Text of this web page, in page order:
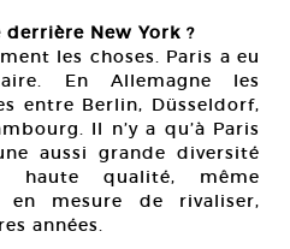
New York ?
les choses. Paris a eu
En Allemagne les
entre Berlin, Düsseldorf,
Il n’y a qu’à Paris
aussi grande diversité
haute qualité, même
en mesure de rivaliser,
années.